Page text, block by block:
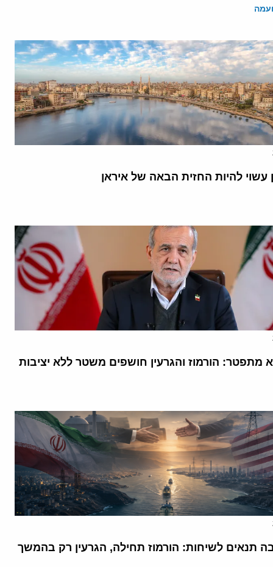
עשוי להיות החזית הבאה של איראן
מתפטר: הורמוז והגרעין חושפים משטר ללא יציבות
תנאים לשיחות: הורמוז תחילה, הגרעין רק בהמשך